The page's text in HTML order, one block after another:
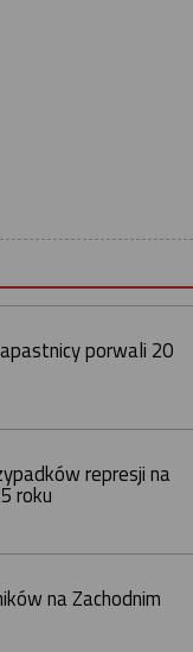
porwali 20
represji na
roku
na Zachodnim